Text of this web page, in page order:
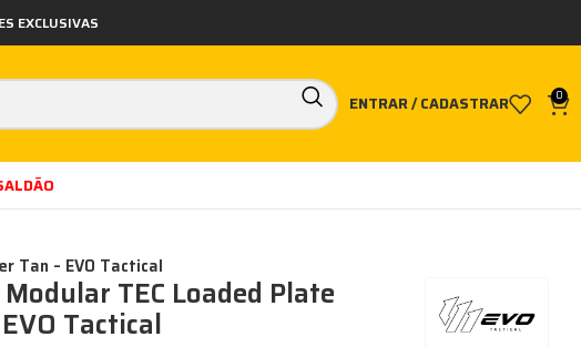
EXCLUSIVAS
ENTRAR / CADASTRAR 0
Tan – EVO Tactical
TEC Loaded Plate
Tactical